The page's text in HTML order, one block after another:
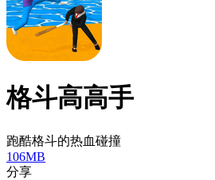
格斗高高手
跑酷格斗的热血碰撞
106MB
分享